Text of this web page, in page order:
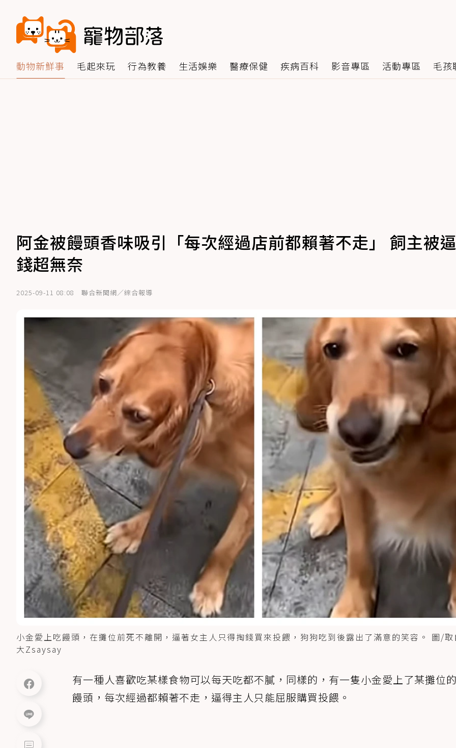
動物新鮮事 毛起來玩 行為教養 生活娛樂 醫療保健 疾病百科 影音專區 活動專區 毛孩
阿金被饅頭香味吸引「每次經過店前都賴著不走」 飼主被
錢超無奈
2025-09-11 08:08 聯合新聞網／綜合報導
小金愛上吃饅頭，在攤位前死不離開，逼著女主人只得掏錢買來投餵，狗狗吃到後露出了滿意的笑容。 圖/取
大Zsaysay
有一種人喜歡吃某樣食物可以每天吃都不膩，同樣的，有一隻小金愛上了某攤位
饅頭，每次經過都賴著不走，逼得主人只能屈服購買投餵。